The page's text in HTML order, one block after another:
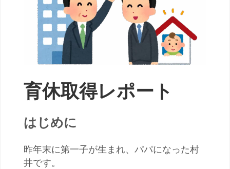
育休取得レポート
はじめに
昨年末に第一子が生まれ、パパになった村
井です。